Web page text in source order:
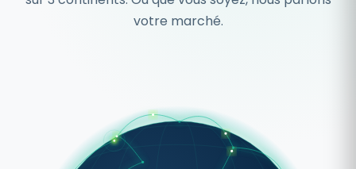
votre marché.